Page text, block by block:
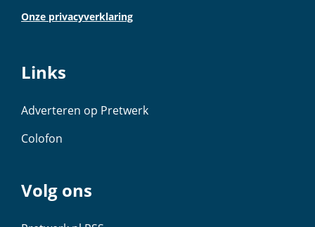
Onze privacyverklaring
Links
Adverteren op Pretwerk
Colofon
Volg ons